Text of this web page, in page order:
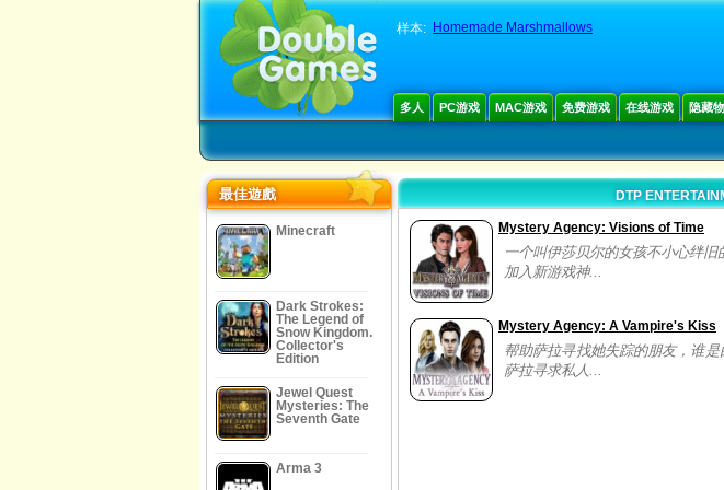
样本: Homemade Marshmallows
多人 PC游戏 MAC游戏 免费游戏 在线游戏 隐藏
最佳遊戲
Minecraft
Dark Strokes:
The Legend of
Snow Kingdom.
Collector's
Edition
Jewel Quest
Mysteries: The
Seventh Gate
Arma 3
DTP
Mystery Agency: Visions of Time
一个叫伊莎贝尔的女孩不小心绊
加入新游戏神...
Mystery Agency: A Vampire's Kiss
帮助萨拉寻找她失踪的朋友，谁
萨拉寻求私人...